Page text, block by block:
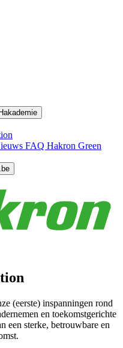
Hakademie
FAQ Hakron Green
(eerste) inspanningen rond
en toekomstgerichte
een sterke, betrouwbare en